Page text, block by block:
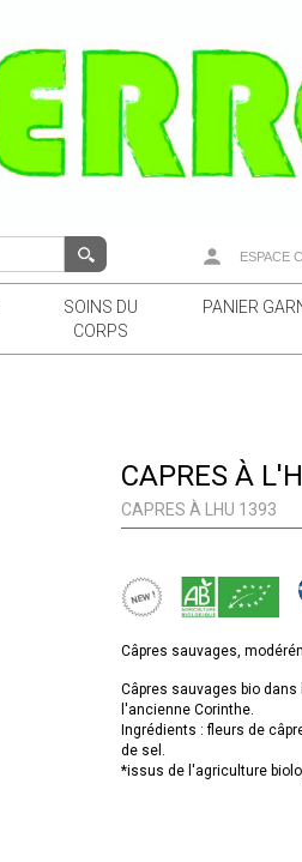
ESPACE
SOINS DU
CORPS
PANIER
CAPRES À
CAPRES À LHU 1393
Câpres sauvages,
Câpres sauvages bio
l'ancienne Corinthe.
Ingrédients : fleurs de
de sel.
*issus de l'agriculture